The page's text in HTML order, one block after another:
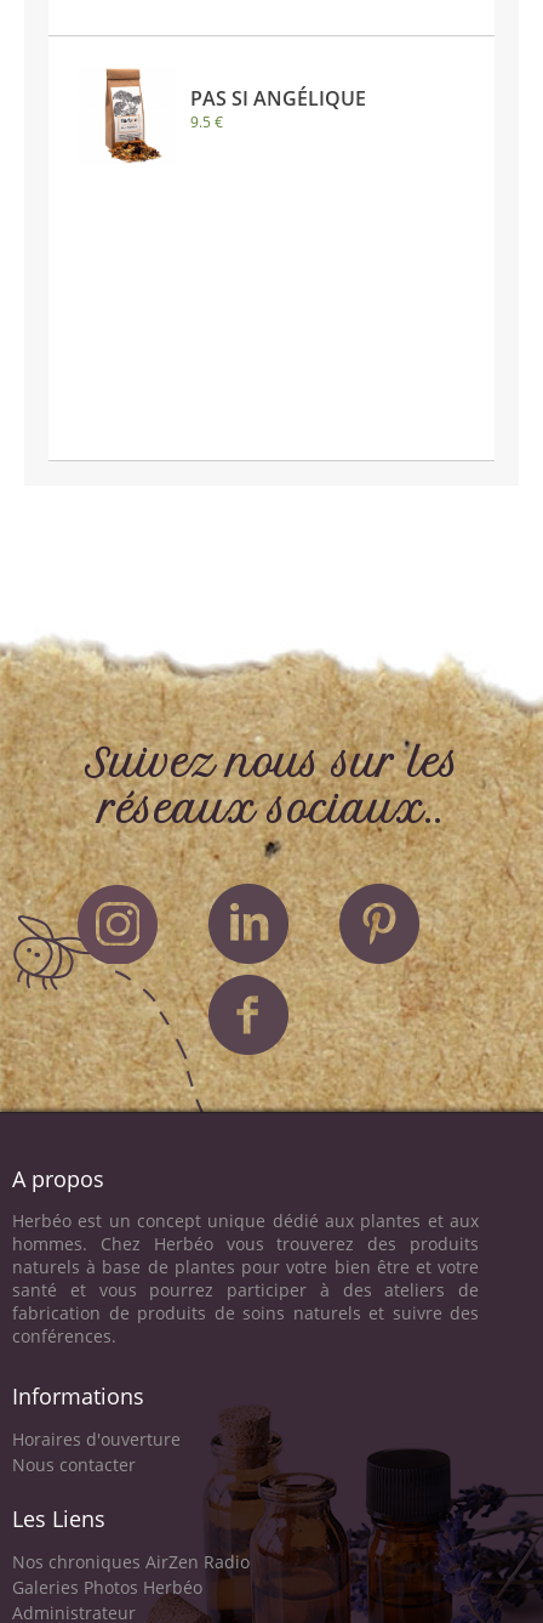
PAS SI ANGÉLIQUE
9.5 €
Suivez nous sur les
réseaux sociaux..
A propos
Herbéo est un concept unique dédié aux plantes et aux
hommes. Chez Herbéo vous trouverez des produits
naturels à base de plantes pour votre bien être et votre
santé et vous pourrez participer à des ateliers de
fabrication de produits de soins naturels et suivre des
conférences.
Informations
Horaires d'ouverture
Nous contacter
Les Liens
Nos chroniques AirZen Radio
Galeries Photos Herbéo
Administrateur